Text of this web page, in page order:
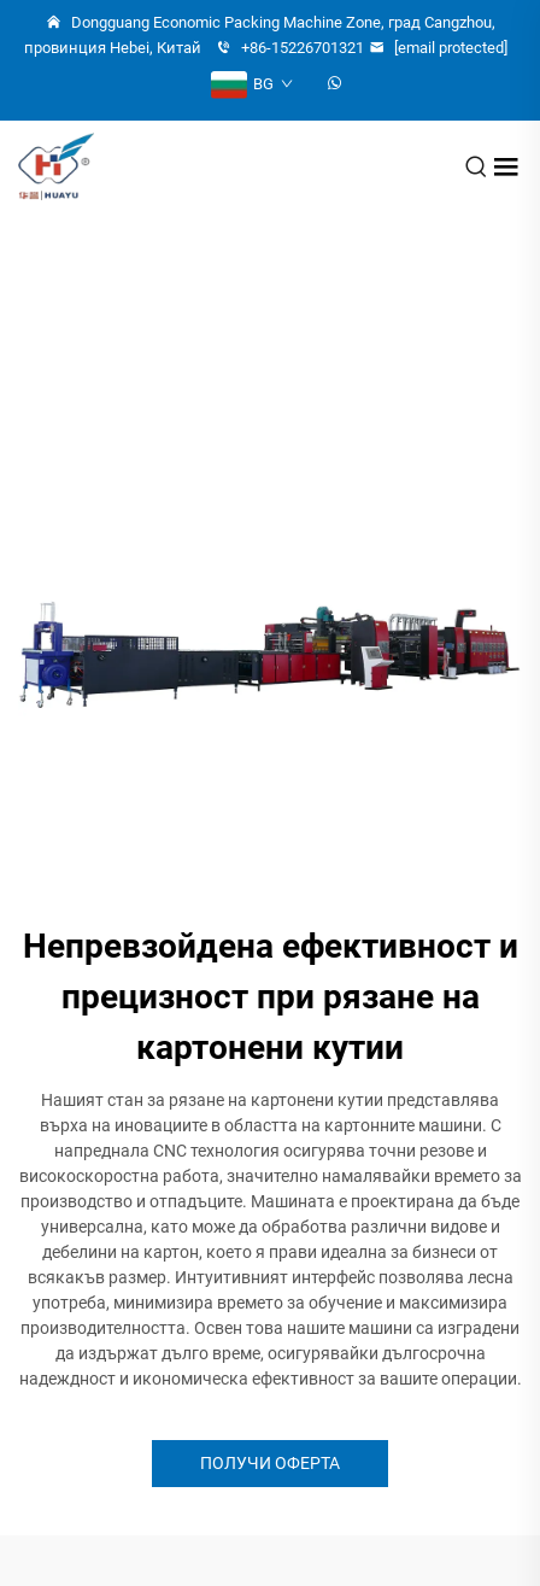
Dongguang Economic Packing Machine Zone, град Cangzhou,
провинция Hebei, Китай
+86-15226701321
[email protected]
BG
Непревзойдена ефективност и
прецизност при рязане на
картонени кутии
Нашият стан за рязане на картонени кутии представлява
върха на иновациите в областта на картонните машини. С
напреднала CNC технология осигурява точни резове и
високоскоростна работа, значително намалявайки времето за
производство и отпадъците. Машината е проектирана да бъде
универсална, като може да обработва различни видове и
дебелини на картон, което я прави идеална за бизнеси от
всякакъв размер. Интуитивният интерфейс позволява лесна
употреба, минимизира времето за обучение и максимизира
производителността. Освен това нашите машини са изградени
да издържат дълго време, осигурявайки дългосрочна
надеждност и икономическа ефективност за вашите операции.
ПОЛУЧИ ОФЕРТА